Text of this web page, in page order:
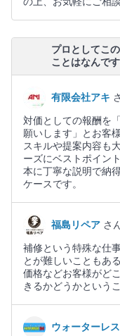
プロとしてこ
ことはなんで
有限会社アキ
対価としての報酬を
願いします」とお客
スキルや提案内容も
ーズにベストポイン
本に丁寧な説明で納
ケースです。
福島リペア さ
補修という特殊な仕
とが難しいこともあ
価格などお客様がど
きるかどうかというこ
ウォーターレ